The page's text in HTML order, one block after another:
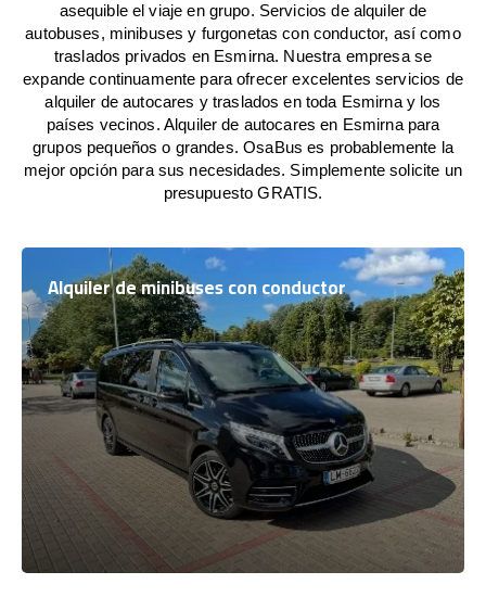
asequible el viaje en grupo. Servicios de alquiler de
autobuses, minibuses y furgonetas con conductor, así como
traslados privados en Esmirna. Nuestra empresa se
expande continuamente para ofrecer excelentes servicios de
alquiler de autocares y traslados en toda Esmirna y los
países vecinos. Alquiler de autocares en Esmirna para
grupos pequeños o grandes. OsaBus es probablemente la
mejor opción para sus necesidades. Simplemente solicite un
presupuesto GRATIS.
Alquiler de minibuses con conductor